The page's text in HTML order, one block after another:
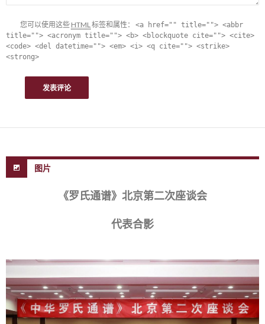
您可以使用这些 HTML标签和属性： <a href="" title=""> <abbr
title=""> <acronym title=""> <b> <blockquote cite=""> <cite>
<code> <del datetime=""> <em> <i> <q cite=""> <strike>
<strong>
图片
《罗氏通谱》北京第二次座谈会
代表合影